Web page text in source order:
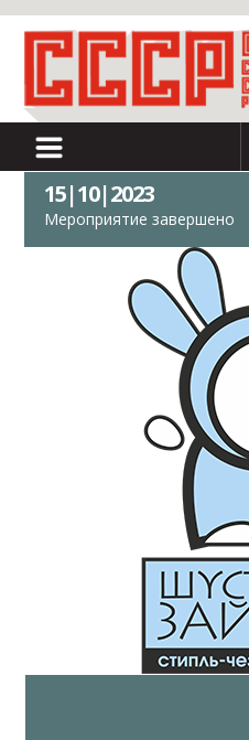
15|10|2023
Мероприятие завершено